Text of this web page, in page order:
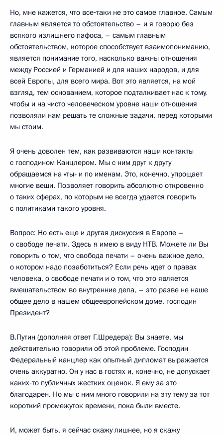
Но, мне кажется, что все‑таки не это самое главное. Самым
главным является то обстоятельство – и я говорю без
всякого излишнего пафоса, – самым главным
обстоятельством, которое способствует взаимопониманию,
является понимание того, насколько важны отношения
между Россией и Германией и для наших народов, и для
всей Европы, для всего мира. Вот это является, на мой
взгляд, тем основанием, которое подталкивает нас к тому,
чтобы и на чисто человеческом уровне наши отношения
позволяли нам решать те сложные задачи, перед которыми
мы стоим.
Я очень доволен тем, как развиваются наши контакты
с господином Канцлером. Мы с ним друг к другу
обращаемся на «ты» и по именам. Это, конечно, упрощает
многие вещи. Позволяет говорить абсолютно откровенно
о таких сферах, по которым не всегда удается говорить
с политиками такого уровня.
Вопрос: Но есть еще и другая дискуссия в Европе –
о свободе печати. Здесь я имею в виду НТВ. Можете ли Вы
говорить о том, что свобода печати – очень важное дело,
о котором надо позаботиться? Если речь идет о правах
человека, о свободе печати и о том, что это является
вмешательством во внутренние дела, – это разве не наше
общее дело в нашем общеевропейском доме, господин
Президент?
В.Путин (дополняя ответ Г.Шредера): Вы знаете, мы
действительно говорили об этой проблеме. Господин
Федеральный канцлер как опытный дипломат выражается
очень аккуратно. Он у нас в гостях и, конечно, не допускает
каких‑то публичных жестких оценок. Я ему за это
благодарен. Но мы с ним много говорили на эту тему за тот
короткий промежуток времени, пока были вместе.
И, может быть, я сейчас скажу лишнее, но я скажу